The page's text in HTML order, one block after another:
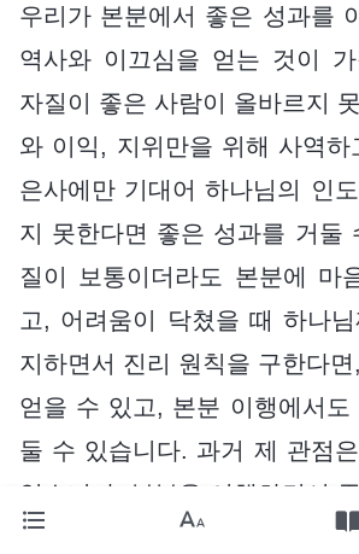
우리가 본분에서 좋은 성과를
역사와 이끄심을 얻는 것이
자질이 좋은 사람이 올바르지
와 이익, 지위만을 위해 사역
은사에만 기대어 하나님의 인
지 못한다면 좋은 성과를 거둘
질이 보통이더라도 본분에 마
고, 어려움이 닥쳤을 때 하나
지하면서 진리 원칙을 구한다
얻을 수 있고, 본분 이행에서도
둘 수 있습니다. 과거 제 관점
었습니다. 본분을 이행하면서
는 것은 전적으로 사람의 자